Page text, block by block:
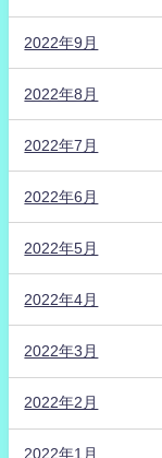
2022年9月
2022年8月
2022年7月
2022年6月
2022年5月
2022年4月
2022年3月
2022年2月
2022年1月